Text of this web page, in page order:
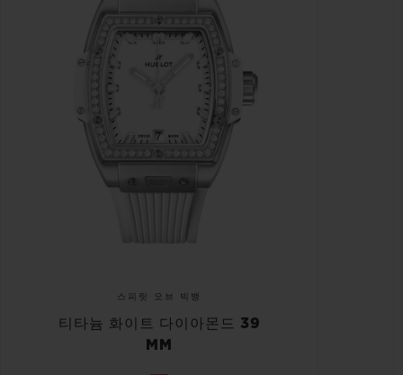
스피릿 오브 빅뱅
티타늄 화이트 다이아몬드 39
MM